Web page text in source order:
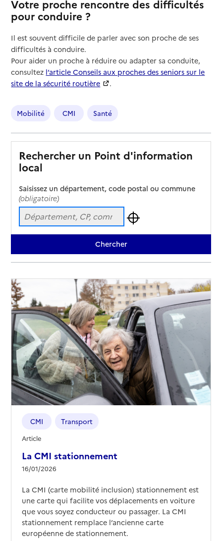
Votre proche rencontre des difficultés
pour conduire ?
Il est souvent difficile de parler avec son proche de ses
difficultés à conduire.
Pour aider un proche à réduire ou adapter sa conduite,
consultez l’article Conseils aux proches des seniors sur le
site de la sécurité routière
.
Mobilité CMI Santé
Rechercher un Point d'information
local
Saisissez un département, code postal ou commune
(obligatoire)
La CMI stationnement
16/01/2026
CMI Transport
Article
La CMI (carte mobilité inclusion) stationnement est
une carte qui facilite vos déplacements en voiture
que vous soyez conducteur ou passager. La CMI
stationnement remplace l’ancienne carte
européenne de stationnement.